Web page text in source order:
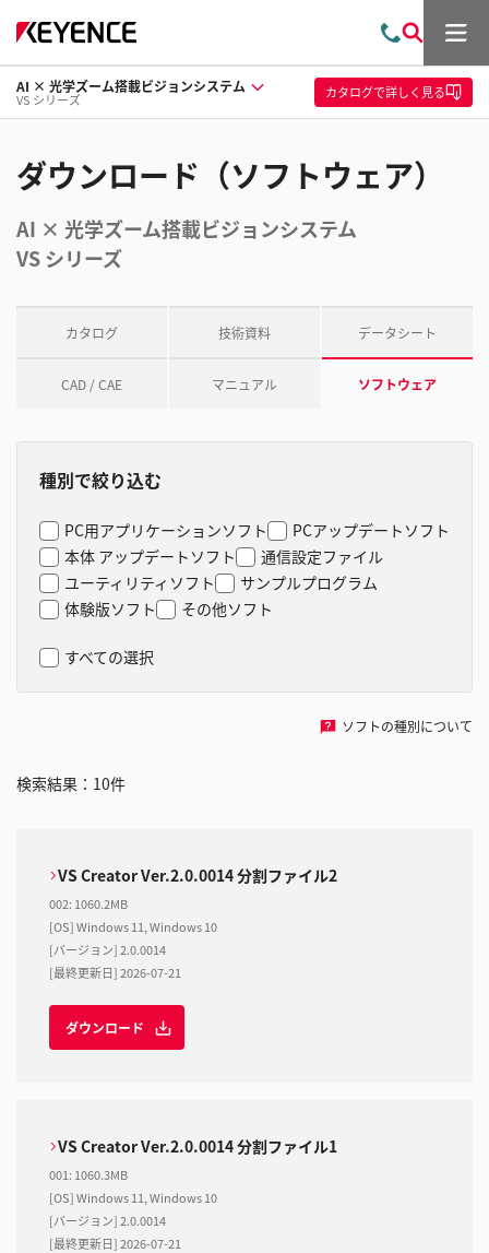
問
い
合
わ
索
メ
ュ
ー
AI × 光学ズーム搭載ビジョンシステム
VS シリーズ カタログで詳しく見る
ダウンロード（ソフトウェア）
AI × 光学ズーム搭載ビジョンシステム
VS シリーズ
カタログ 技術資料 データシート
CAD / CAE マニュアル ソフトウェア
種別で絞り込む
PC用アプリケーションソフト
PCアップデートソフト
本体 アップデートソフト
通信設定ファイル
ユーティリティソフト
サンプルプログラム
体験版ソフト
その他ソフト
すべての選択
ソフトの種別について
検索結果： 10件
VS Creator Ver.2.0.0014 分割ファイル2
002: 1060.2MB
[OS] Windows 11, Windows 10
[バージョン] 2.0.0014
[最終更新日] 2026-07-21
ダウンロード
VS Creator Ver.2.0.0014 分割ファイル1
001: 1060.3MB
[OS] Windows 11, Windows 10
[バージョン] 2.0.0014
[最終更新日] 2026-07-21